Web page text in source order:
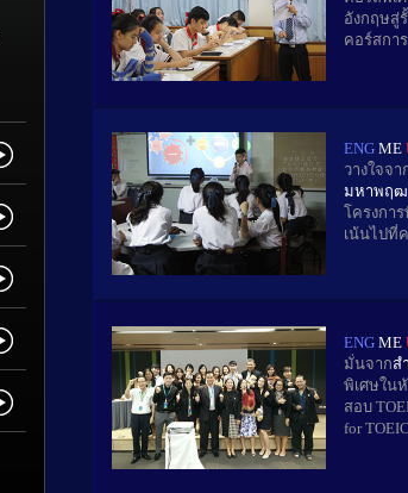
อังกฤษสู่
คอร์สกา
ENG ME
วางใจจา
มหาพฤฒ
โครงกา
เน้นไปที่
ENG ME
มั่นจากส
พิเศษใน
สอบ
for